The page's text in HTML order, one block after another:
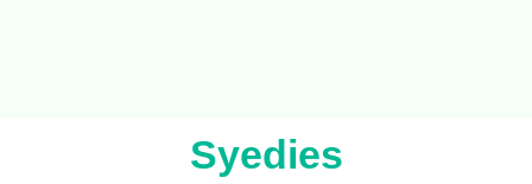
Syedies